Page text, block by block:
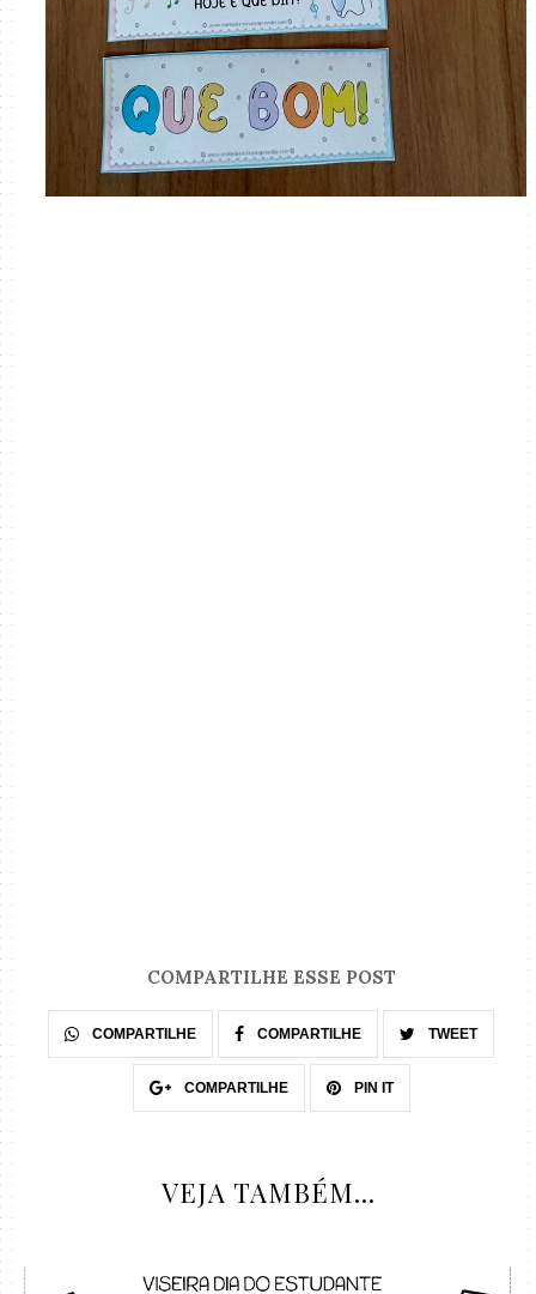
COMPARTILHE ESSE POST
COMPARTILHE COMPARTILHE TWEET
COMPARTILHE PIN IT
VEJA TAMBÉM...